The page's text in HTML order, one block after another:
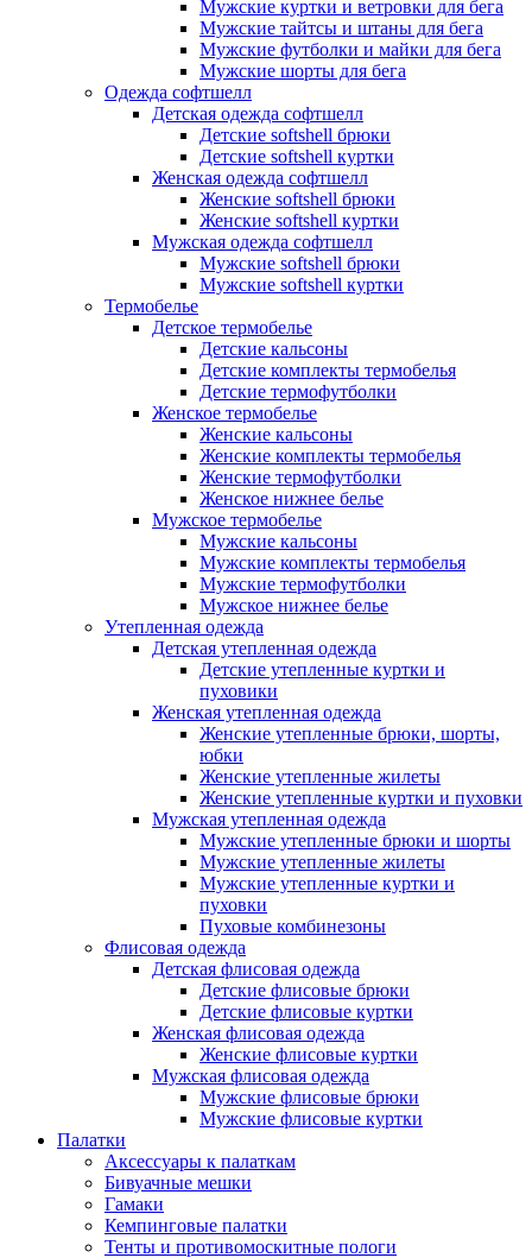
Мужские куртки и ветровки для бега
Мужские тайтсы и штаны для бега
Мужские футболки и майки для бега
Мужские шорты для бега
Одежда софтшелл
Детская одежда софтшелл
Детские softshell брюки
Детские softshell куртки
Женская одежда софтшелл
Женские softshell брюки
Женские softshell куртки
Мужская одежда софтшелл
Мужские softshell брюки
Мужские softshell куртки
Термобелье
Детское термобелье
Детские кальсоны
Детские комплекты термобелья
Детские термофутболки
Женское термобелье
Женские кальсоны
Женские комплекты термобелья
Женские термофутболки
Женское нижнее белье
Мужское термобелье
Мужские кальсоны
Мужские комплекты термобелья
Мужские термофутболки
Мужское нижнее белье
Утепленная одежда
Детская утепленная одежда
Детские утепленные куртки и
пуховики
Женская утепленная одежда
Женские утепленные брюки, шорты,
юбки
Женские утепленные жилеты
Женские утепленные куртки и пуховки
Мужская утепленная одежда
Мужские утепленные брюки и шорты
Мужские утепленные жилеты
Мужские утепленные куртки и
пуховки
Пуховые комбинезоны
Флисовая одежда
Детская флисовая одежда
Детские флисовые брюки
Детские флисовые куртки
Женская флисовая одежда
Женские флисовые куртки
Мужская флисовая одежда
Мужские флисовые брюки
Мужские флисовые куртки
Палатки
Аксессуары к палаткам
Бивуачные мешки
Гамаки
Кемпинговые палатки
Тенты и противомоскитные пологи